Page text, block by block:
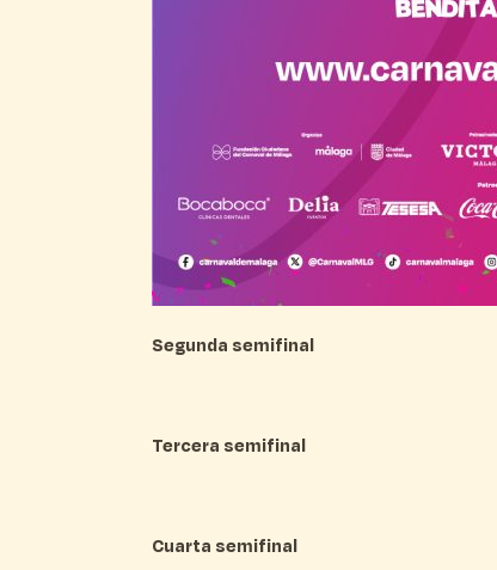
Segunda semifinal
Tercera semifinal
Cuarta semifinal